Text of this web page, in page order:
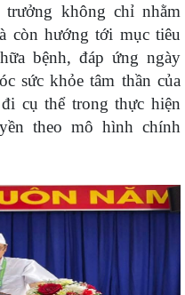
không chỉ nhằm
còn hướng tới mục tiêu
bệnh, đáp ứng ngày
sức khỏe tâm thần của
cụ thể trong thực hiện
theo mô hình chính